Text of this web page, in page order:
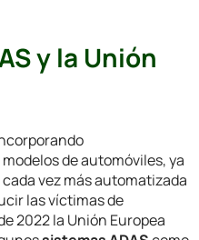
y la Unión
de automóviles, ya
vez más automatizada
las víctimas de
2022 la Unión Europea